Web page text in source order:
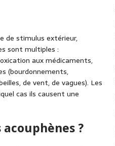
de stimulus extérieur,
sont multiples :
aux médicaments,
(bourdonnements,
de vent, de vagues). Les
cas ils causent une
?